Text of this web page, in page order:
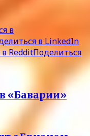
в
в LinkedIn
RedditПоделиться
«Баварии»